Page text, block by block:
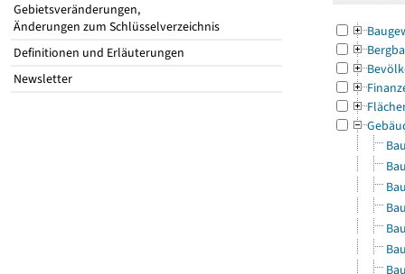
Gebietsveränderungen,
Änderungen zum Schlüsselverzeichnis
Definitionen und Erläuterungen
Newsletter